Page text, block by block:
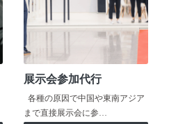
展示会参加代行
各種の原因で中国や東南アジア
まで直接展示会に参…